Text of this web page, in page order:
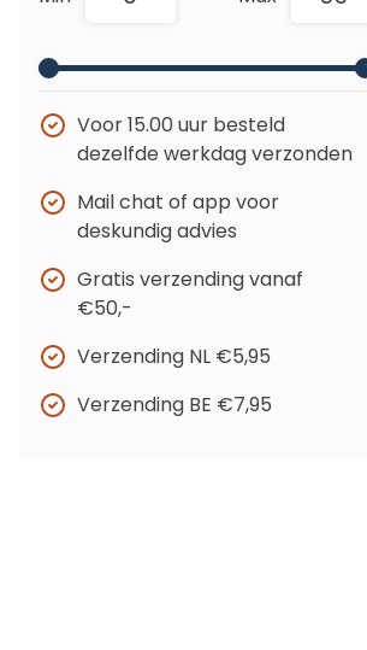
Voor 15.00 uur besteld
dezelfde werkdag verzonden
Mail chat of app voor
deskundig advies
Gratis verzending vanaf
€50,-
Verzending NL €5,95
Verzending BE €7,95